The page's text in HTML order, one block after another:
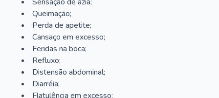
Queimação;
Perda de apetite;
Cansaço em excesso;
Feridas na boca;
Refluxo;
Distensão abdominal;
Diarréia;
Flatulência em excesso;